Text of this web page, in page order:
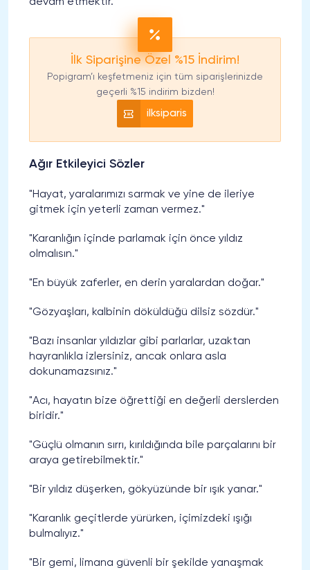
İlk Siparişine Özel %15 İndirim!
Popigram’ı keşfetmeniz için tüm siparişlerinizde
geçerli %15 indirim bizden!
ilksiparis
Ağır Etkileyici Sözler
"Hayat, yaralarımızı sarmak ve yine de ileriye
gitmek için yeterli zaman vermez."
"Karanlığın içinde parlamak için önce yıldız
olmalısın."
"En büyük zaferler, en derin yaralardan doğar."
"Gözyaşları, kalbinin döküldüğü dilsiz sözdür."
"Bazı insanlar yıldızlar gibi parlarlar, uzaktan
hayranlıkla izlersiniz, ancak onlara asla
dokunamazsınız."
"Acı, hayatın bize öğrettiği en değerli derslerden
biridir."
"Güçlü olmanın sırrı, kırıldığında bile parçalarını bir
araya getirebilmektir."
"Bir yıldız düşerken, gökyüzünde bir ışık yanar."
"Karanlık geçitlerde yürürken, içimizdeki ışığı
bulmalıyız."
"Bir gemi, limana güvenli bir şekilde yanaşmak